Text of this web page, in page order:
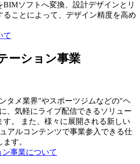
ソフトへ変換、設計デザインとリ
ることによって、デザイン精度を高め
て
ーション事業
タメ業界"やスポーツジムなどの"ヘ
、気軽にライブ配信できるソリュー
す。 また、様々に展開される新しい
アルコンテンツで事業参入できる仕
す。
ン事業について